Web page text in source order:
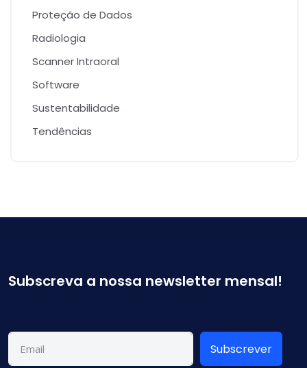
Proteção de Dados
Radiologia
Scanner Intraoral
Software
Sustentabilidade
Tendências
Subscreva a nossa newsletter mensal!
Subscrever